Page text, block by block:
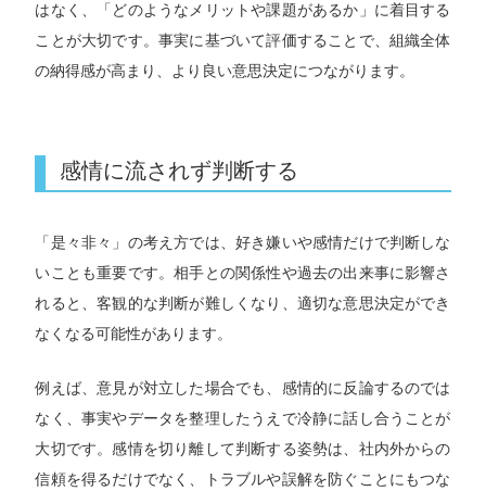
はなく、「どのようなメリットや課題があるか」に着目する
ことが大切です。事実に基づいて評価することで、組織全体
の納得感が高まり、より良い意思決定につながります。
感情に流されず判断する
「是々非々」の考え方では、好き嫌いや感情だけで判断しな
いことも重要です。相手との関係性や過去の出来事に影響さ
れると、客観的な判断が難しくなり、適切な意思決定ができ
なくなる可能性があります。
例えば、意見が対立した場合でも、感情的に反論するのでは
なく、事実やデータを整理したうえで冷静に話し合うことが
大切です。感情を切り離して判断する姿勢は、社内外からの
信頼を得るだけでなく、トラブルや誤解を防ぐことにもつな